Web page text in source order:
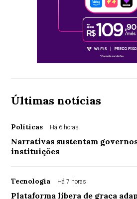
Últimas notícias
Políticas Há 6 horas
Narrativas sustentam
instituições
Tecnologia Há 7 horas
Plataforma libera de graça